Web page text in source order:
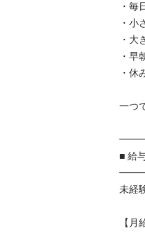
・毎
・小
・大
・早
・休
一つ
■ 給
未経
【